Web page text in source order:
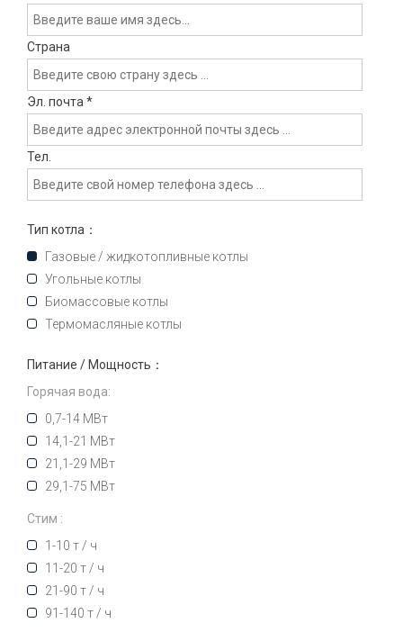
Страна
Эл. почта *
Тел.
Тип котла：
Газовые / жидкотопливные котлы
Угольные котлы
Биомассовые котлы
Термомасляные котлы
Питание / Мощность：
Горячая вода:
0,7-14 МВт
14,1-21 МВт
21,1-29 МВт
29,1-75 МВт
Стим :
1-10 т / ч
11-20 т / ч
21-90 т / ч
91-140 т / ч